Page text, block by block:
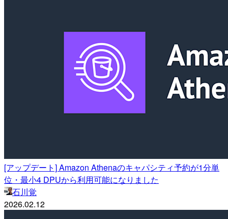
[アップデート] Amazon Athenaのキャパシティ予約が1分単
位・最小4 DPUから利用可能になりました
石川覚
2026.02.12